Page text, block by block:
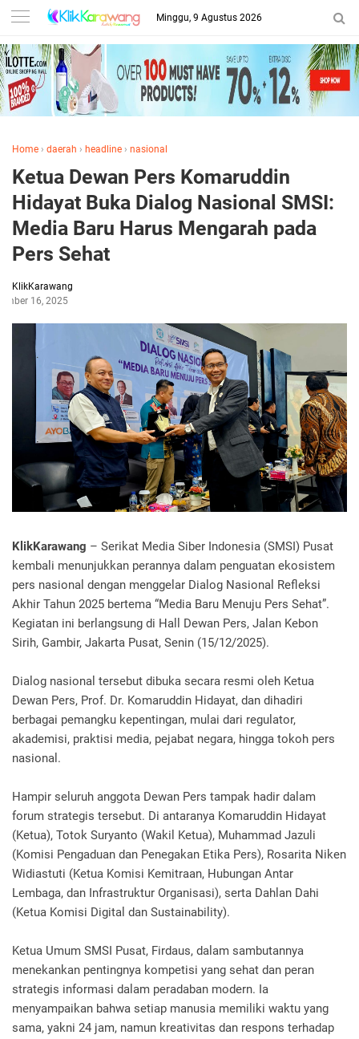
Minggu, 9 Agustus 2026
Home › daerah › headline › nasional
Ketua Dewan Pers Komaruddin
Hidayat Buka Dialog Nasional SMSI:
Media Baru Harus Mengarah pada
Pers Sehat
KlikKarawang
16, 2025
KlikKarawang – Serikat Media Siber Indonesia (SMSI) Pusat
kembali menunjukkan perannya dalam penguatan ekosistem
pers nasional dengan menggelar Dialog Nasional Refleksi
Akhir Tahun 2025 bertema “Media Baru Menuju Pers Sehat”.
Kegiatan ini berlangsung di Hall Dewan Pers, Jalan Kebon
Sirih, Gambir, Jakarta Pusat, Senin (15/12/2025).
Dialog nasional tersebut dibuka secara resmi oleh Ketua
Dewan Pers, Prof. Dr. Komaruddin Hidayat, dan dihadiri
berbagai pemangku kepentingan, mulai dari regulator,
akademisi, praktisi media, pejabat negara, hingga tokoh pers
nasional.
Hampir seluruh anggota Dewan Pers tampak hadir dalam
forum strategis tersebut. Di antaranya Komaruddin Hidayat
(Ketua), Totok Suryanto (Wakil Ketua), Muhammad Jazuli
(Komisi Pengaduan dan Penegakan Etika Pers), Rosarita Niken
Widiastuti (Ketua Komisi Kemitraan, Hubungan Antar
Lembaga, dan Infrastruktur Organisasi), serta Dahlan Dahi
(Ketua Komisi Digital dan Sustainability).
Ketua Umum SMSI Pusat, Firdaus, dalam sambutannya
menekankan pentingnya kompetisi yang sehat dan peran
strategis informasi dalam peradaban modern. Ia
menyampaikan bahwa setiap manusia memiliki waktu yang
sama, yakni 24 jam, namun kreativitas dan respons terhadap